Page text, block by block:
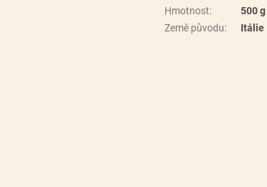
Hmotnost:
500 g
Země původu: Itálie